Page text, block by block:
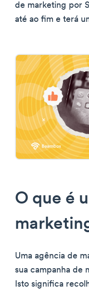
de marketing por
até ao fim e terá
O que é
Uma agência de
sua campanha de
Isto significa